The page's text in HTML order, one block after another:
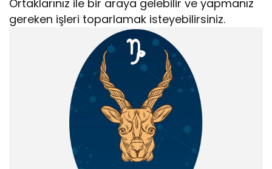
Ortaklarınız ile bir araya gelebilir ve yapmanız
gereken işleri toparlamak isteyebilirsiniz.